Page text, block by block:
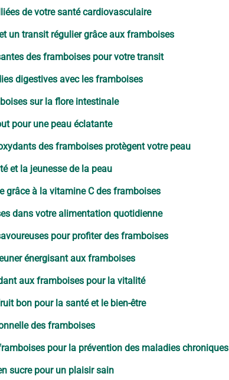
de votre santé cardiovasculaire
un transit régulier grâce aux framboises
des framboises pour votre transit
digestives avec les framboises
sur la flore intestinale
pour une peau éclatante
des framboises protègent votre peau
et la jeunesse de la peau
grâce à la vitamine C des framboises
dans votre alimentation quotidienne
pour profiter des framboises
énergisant aux framboises
aux framboises pour la vitalité
bon pour la santé et le bien-être
des framboises
pour la prévention des maladies chroniques
sucre pour un plaisir sain